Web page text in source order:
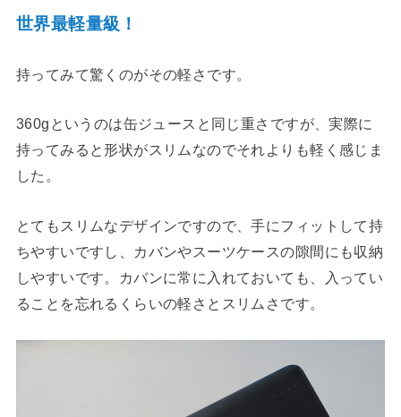
世界最軽量級！
持ってみて驚くのがその軽さです。
360gというのは缶ジュースと同じ重さですが、実際に
持ってみると形状がスリムなのでそれよりも軽く感じま
した。
とてもスリムなデザインですので、手にフィットして持
ちやすいですし、カバンやスーツケースの隙間にも収納
しやすいです。カバンに常に入れておいても、入ってい
ることを忘れるくらいの軽さとスリムさです。